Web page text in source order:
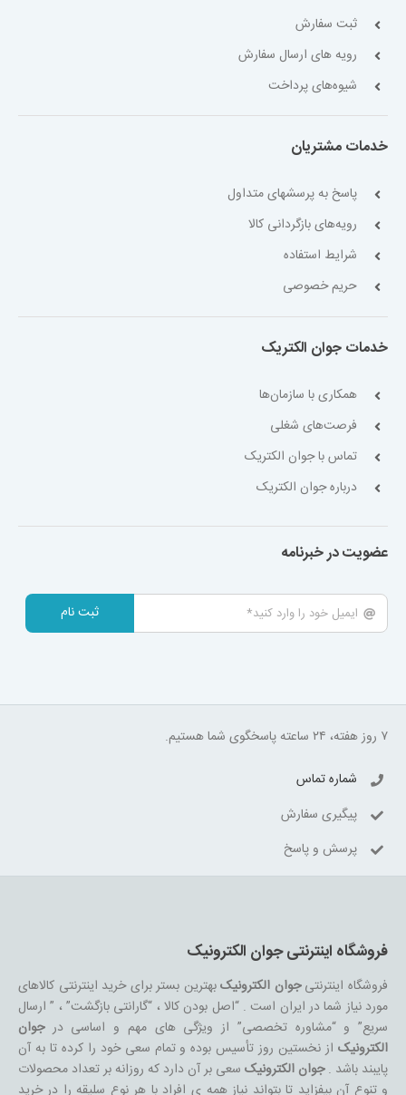
ثبت سفارش
رویه های ارسال سفارش
شیوه‌های پرداخت
خدمات مشتریان
پاسخ به پرسشهای متداول
رویه‌های بازگردانی کالا
شرایط استفاده
حریم خصوصی
خدمات جوان الکتریک
همکاری با سازمان‌ها
فرصت‌های شغلی
تماس با جوان الکتریک
درباره جوان الکتریک
عضویت در خبرنامه
ثبت نام
۷ روز هفته، ۲۴ ساعته پاسخگوی شما هستیم.
شماره تماس
پیگیری سفارش
پرسش و پاسخ
فروشگاه اینترنتی جوان الکترونیک
فروشگاه اینترنتیجوان الکترونیکبهترین بستر برای خرید اینترنتی کالاهای
مورد نیاز شما در ایران است . “اصل بودن کالا ، “گارانتی بازگشت” ، ” ارسال
سریع” و “مشاوره تخصصی” از ویژگی های مهم و اساسی درجوان
الکترونیکاز نخستین روز تأسیس بوده و تمام سعی خود را کرده تا به آن
پایبند باشد .جوان الکترونیکسعی بر آن دارد که روزانه بر تعداد محصولات
و تنوع آن بیفزاید تا بتواند نیاز همه ی افراد با هر نوع سلیقه را در خرید